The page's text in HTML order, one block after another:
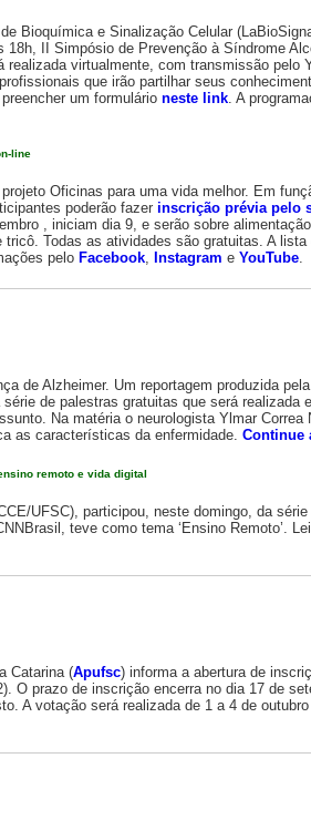
Bioquímica e Sinalização Celular
II Simpósio de Prevenção à Síndrome
virtualmente, com transmissão pelo
que irão partilhar seus
um formulário neste link. A
line
Oficinas para uma vida melhor. Em
poderão fazer inscrição prévia pelo
, iniciam dia 9, e serão sobre
Todas as atividades são gratuitas. A lista
pelo Facebook, Instagram e YouTube.
de Alzheimer. Um reportagem produzida
de palestras gratuitas que será realizada
Na matéria o neurologista Ylmar Correa
as características da enfermidade. Continue
remoto e vida digital
UFSC), participou, neste domingo, da
teve como tema ‘Ensino Remoto’.
Catarina (Apufsc) informa a abertura de
O prazo de inscrição encerra no dia 17 de
A votação será realizada de 1 a 4 de